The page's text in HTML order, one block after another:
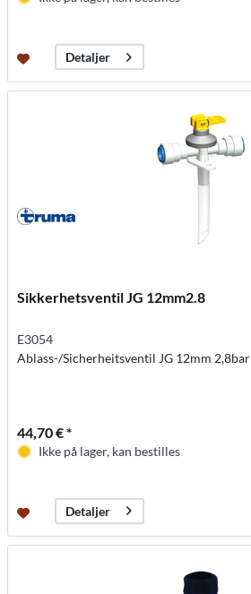
Detaljer
Sikkerhetsventil JG 12mm2.8
E3054
Ablass-/Sicherheitsventil JG 12mm 2,8bar
44,70 € *
Ikke på lager, kan bestilles
Detaljer